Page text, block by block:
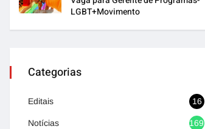
LGBT+Movimento
Categorias
Editais 16
Notícias 1692